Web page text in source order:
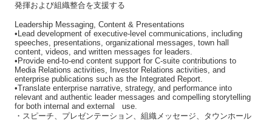
発揮および組織整合を支援する
Leadership Messaging, Content & Presentations
•Lead development of executive-level communications, including
speeches, presentations, organizational messages, town hall
content, videos, and written messages for leaders.
•Provide end-to-end content support for C-suite contributions to
Media Relations activities, Investor Relations activities, and
enterprise publications such as the Integrated Report.
•Translate enterprise narrative, strategy, and performance into
relevant and authentic leader messages and compelling storytelling
for both internal and external use.
・スピーチ、プレゼンテーション、組織メッセージ、タウンホール